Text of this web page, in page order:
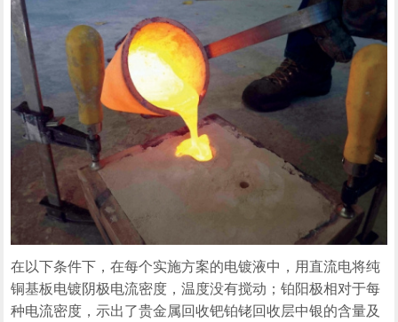
在以下条件下，在每个实施方案的电镀液中，用直流电将纯
铜基板电镀阴极电流密度，温度没有搅动；铂阳极相对于每
种电流密度，示出了贵金属回收钯铂铑回收层中银的含量及